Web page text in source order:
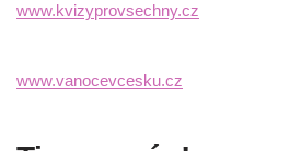
www.kvizyprovsechny.cz
www.vanocevcesku.cz